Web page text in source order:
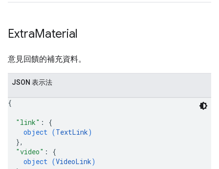
ExtraMaterial
意見回饋的補充資料。
JSON 表示法
{
"link" : {
object (TextLink)
},
"video" : {
object (VideoLink)